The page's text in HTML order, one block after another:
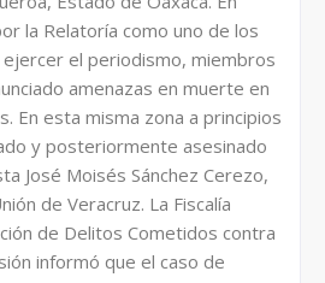
la Relatoría como uno de los
el periodismo, miembros
amenazas en muerte en
En esta misma zona a principios
y posteriormente asesinado
José Moisés Sánchez Cerezo,
de Veracruz. La Fiscalía
de Delitos Cometidos contra
informó que el caso de